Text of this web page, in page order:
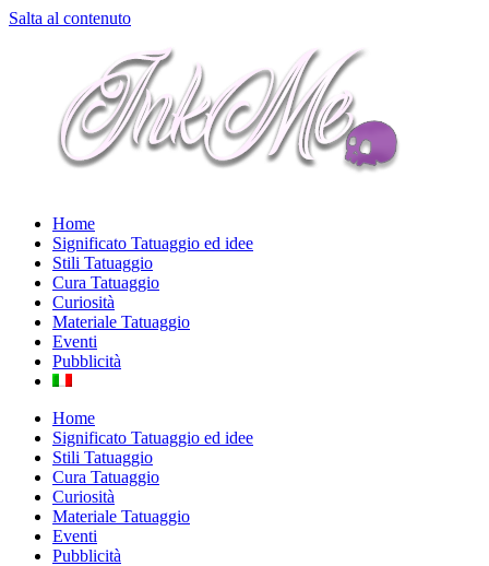
Salta al contenuto
Home
Significato Tatuaggio ed idee
Stili Tatuaggio
Cura Tatuaggio
Curiosità
Materiale Tatuaggio
Eventi
Pubblicità
Home
Significato Tatuaggio ed idee
Stili Tatuaggio
Cura Tatuaggio
Curiosità
Materiale Tatuaggio
Eventi
Pubblicità